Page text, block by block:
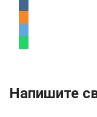
Напишите